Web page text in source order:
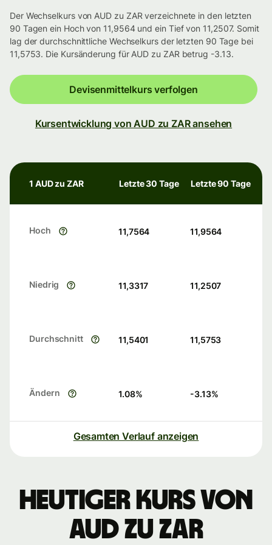
Der Wechselkurs von AUD zu ZAR verzeichnete in den letzten
90 Tagen ein Hoch von 11,9564 und ein Tief von 11,2507. Somit
lag der durchschnittliche Wechselkurs der letzten 90 Tage bei
11,5753. Die Kursänderung für AUD zu ZAR betrug -3.13.
Devisenmittelkurs verfolgen
Kursentwicklung von AUD zu ZAR ansehen
1 AUD zu ZAR Letzte 30 Tage Letzte 90 Tage
Hoch 11,7564 11,9564
Niedrig 11,3317 11,2507
Durchschnitt 11,5401 11,5753
Ändern 1.08% -3.13%
Gesamten Verlauf anzeigen
Heutiger Kurs von
AUD zu ZAR